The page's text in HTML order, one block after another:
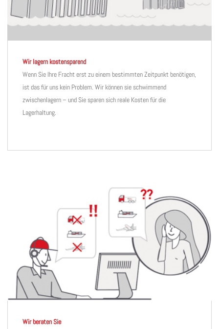
Wir lagern kostensparend
Wenn Sie Ihre Fracht erst zu einem bestimmten Zeitpunkt benötigen,
ist das für uns kein Problem. Wir können sie schwimmend
zwischenlagern – und Sie sparen sich reale Kosten für die
Lagerhaltung.
Wir beraten Sie